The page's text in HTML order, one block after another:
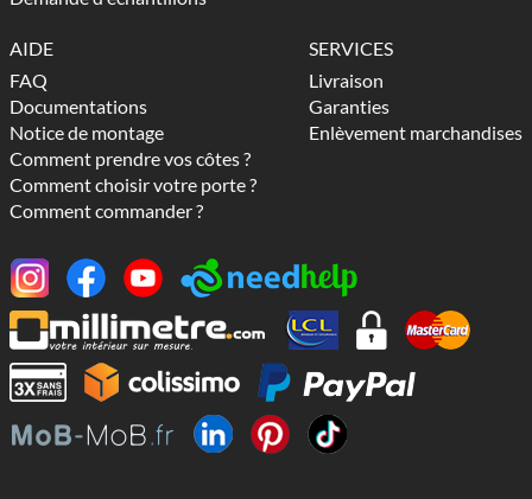
AIDE
FAQ
Documentations
Notice de montage
Comment prendre vos côtes ?
Comment choisir votre porte ?
Comment commander ?
SERVICES
Livraison
Garanties
Enlèvement marchandises